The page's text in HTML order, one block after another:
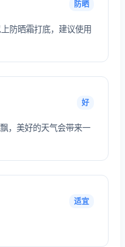
防晒
防晒霜打底，建议使用
好
，美好的天气会带来一
适宜